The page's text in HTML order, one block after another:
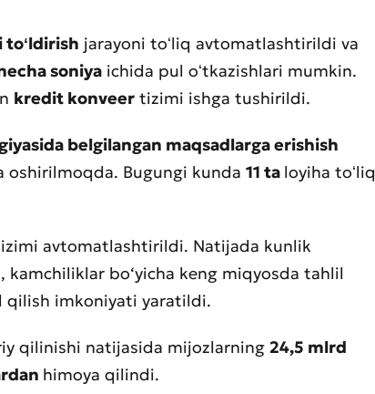
jarayoni toʻliq avtomatlashtirildi va
soniya ichida pul oʻtkazishlari mumkin.
kredit konveer tizimi ishga tushirildi.
belgilangan maqsadlarga erishish
oshirilmoqda. Bugungi kunda 11 ta loyiha toʻliq
avtomatlashtirildi. Natijada kunlik
kamchiliklar bo‘yicha keng miqyosda tahlil
qilish imkoniyati yaratildi.
qilinishi natijasida mijozlarning 24,5 mlrd
himoya qilindi.